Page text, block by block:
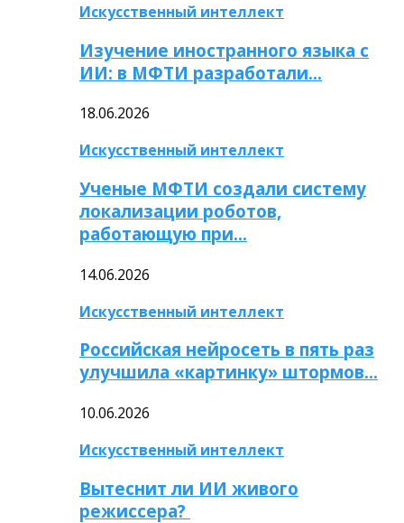
Искусственный интеллект
Изучение иностранного языка с
ИИ: в МФТИ разработали…
18.06.2026
Искусственный интеллект
Ученые МФТИ создали систему
локализации роботов,
работающую при…
14.06.2026
Искусственный интеллект
Российская нейросеть в пять раз
улучшила «картинку» штормов…
10.06.2026
Искусственный интеллект
Вытеснит ли ИИ живого
режиссера?